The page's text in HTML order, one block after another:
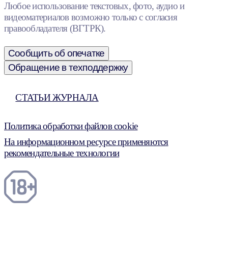
Любое использование текстовых, фото, аудио и
видеоматериалов возможно только с согласия
правообладателя (ВГТРК).
Сообщить об опечатке
Обращение в техподдержку
СТАТЬИ ЖУРНАЛА
Политика обработки файлов cookie
На информационном ресурсе применяются
рекомендательные технологии